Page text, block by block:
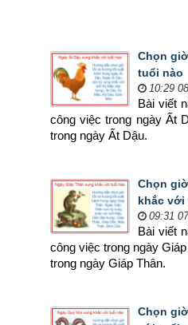
Chọn
tuổi nào
10:29
Bài viết
công việc trong ngày Ất
trong ngày Ất Dậu.
Chọn
khắc với
09:31
Bài viết
công việc trong ngày
trong ngày Giáp Thân.
Chọn